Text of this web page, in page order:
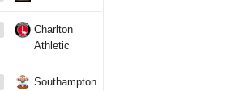
Charlton
Athletic
Southampton